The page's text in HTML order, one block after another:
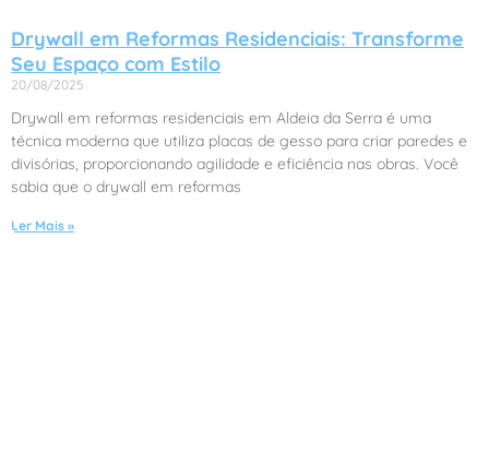
Drywall em Reformas Residenciais: Transforme
Seu Espaço com Estilo
20/08/2025
Drywall em reformas residenciais em Aldeia da Serra é uma
técnica moderna que utiliza placas de gesso para criar paredes e
divisórias, proporcionando agilidade e eficiência nas obras. Você
sabia que o drywall em reformas
Ler Mais »